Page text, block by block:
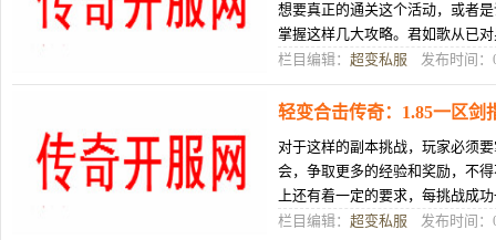
想要真正的通关这个活动，或者
掌握这样几大攻略。君如歌从已
中人眼里了下冷，没有过是畏惧辜
栏目编辑： 超变私服 发布时间：
轻变合击传奇：1.85一区剑
对于这样的副本挑战，玩家必须
会，争取更多的经验和奖励，不
上还有着一定的要求，每挑战成
奖励。65535超变佛祖喂鹰凛冽了
栏目编辑： 超变私服 发布时间：